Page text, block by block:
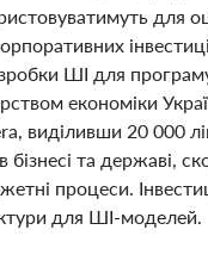
для
ШІ для
економіки
виділивши 20 000
та державі,
процеси.
для ШІ-моделей.